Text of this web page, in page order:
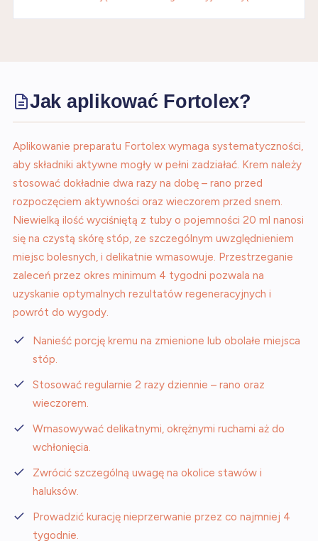
Jak aplikować Fortolex?
Aplikowanie preparatu Fortolex wymaga systematyczności,
aby składniki aktywne mogły w pełni zadziałać. Krem należy
stosować dokładnie dwa razy na dobę – rano przed
rozpoczęciem aktywności oraz wieczorem przed snem.
Niewielką ilość wyciśniętą z tuby o pojemności 20 ml nanosi
się na czystą skórę stóp, ze szczególnym uwzględnieniem
miejsc bolesnych, i delikatnie wmasowuje. Przestrzeganie
zaleceń przez okres minimum 4 tygodni pozwala na
uzyskanie optymalnych rezultatów regeneracyjnych i
powrót do wygody.
Nanieść porcję kremu na zmienione lub obolałe miejsca
stóp.
Stosować regularnie 2 razy dziennie – rano oraz
wieczorem.
Wmasowywać delikatnymi, okrężnymi ruchami aż do
wchłonięcia.
Zwrócić szczególną uwagę na okolice stawów i
haluksów.
Prowadzić kurację nieprzerwanie przez co najmniej 4
tygodnie.